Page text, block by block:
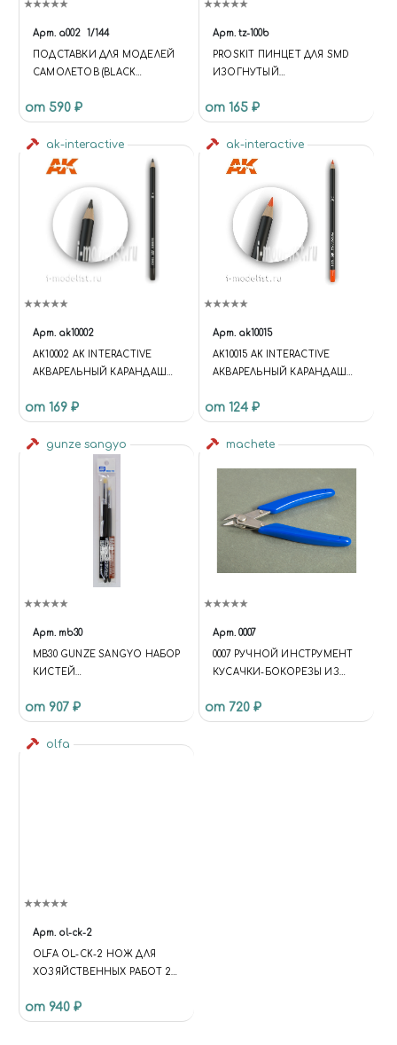
Арт. a002 1/144
ПОДСТАВКИ ДЛЯ МОДЕЛЕЙ
САМОЛЕТОВ (BLACK
от 590 ₽
Арт. tz-100b
PROSKIT ПИНЦЕТ ДЛЯ SMD
ИЗОГНУТЫЙ
НЕМАГНИТНЫЙ, ТЕРМО-
КИСЛОТО-СТОЙКИЙ,
АНТИСТАТ)
от 165 ₽
ak-interactive
Арт. ak10002
AK10002 AK INTERACTIVE
АКВАРЕЛЬНЫЙ КАРАНДАШ
PENCIL RUBBER
от 169 ₽
ak-interactive
Арт. ak10015
AK10015 AK INTERACTIVE
АКВАРЕЛЬНЫЙ КАРАНДАШ
WATERCOLOR PENCIL VIVID
ORANGE
от 124 ₽
gunze sangyo
Арт. mb30
MB30 GUNZE SANGYO НАБОР
КИСТЕЙ
от 907 ₽
machete
Арт. 0007
0007 РУЧНОЙ ИНСТРУМЕНТ
КУСАЧКИ-БОКОРЕЗЫ ИЗ
от 720 ₽
olfa
Арт. ol-ck-2
OLFA OL-CK-2 НОЖ ДЛЯ
ХОЗЯЙСТВЕННЫХ РАБОТ 20
от 940 ₽